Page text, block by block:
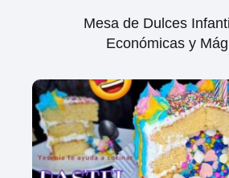
Mesa de Dulces
Económicas y